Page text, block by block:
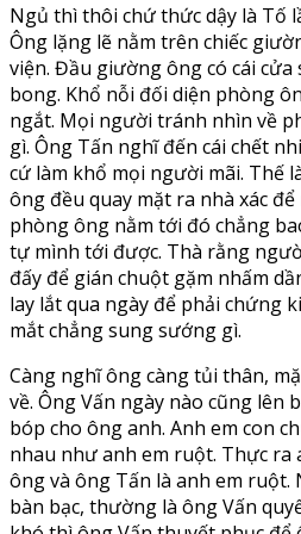
Ngủ thì thôi chứ thức dậy là Tố
Ông lặng lẽ nằm trên chiếc
viện. Đầu giường ông có cái cửa
bong. Khổ nỗi đối diện phòng
ngắt. Mọi người tránh nhìn về
gì. Ông Tấn nghĩ đến cái chết
cứ làm khổ mọi người mãi. Thế
ông đều quay mặt ra nhà xác
phòng ông nằm tới đó chẳng
tự mình tới được. Thà rằng
đấy để gián chuột gặm nhấm
lay lắt qua ngày để phải chứng
mắt chẳng sung sướng gì.
Càng nghĩ ông càng tủi thân,
về. Ông Vấn ngày nào cũng lên
bóp cho ông anh. Anh em con
nhau như anh em ruột. Thực ra
ông và ông Tấn là anh em ruột.
bàn bạc, thường là ông Vấn